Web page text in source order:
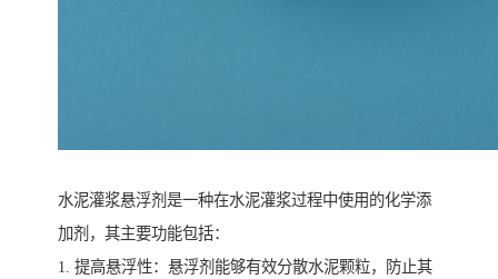
水泥灌浆悬浮剂是一种在水泥灌浆过程中使用的化学添
加剂，其主要功能包括：
1. 提高悬浮性：悬浮剂能够有效分散水泥颗粒，防止其